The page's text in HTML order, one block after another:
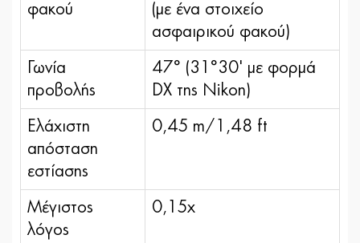
φακού
(με ένα στοιχείο
ασφαιρικού φακού)
Γωνία
προβολής
47° (31°30' με φορμά
DX της Nikon)
Ελάχιστη
απόσταση
εστίασης
0,45 m/1,48 ft
Μέγιστος
λόγος
0,15x